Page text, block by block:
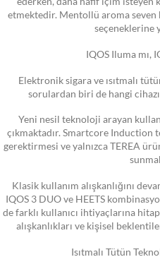
etmektedir. Mentollü aroma seven
seçeneklerine
IQOS Iluma mı,
Elektronik sigara ve ısıtmalı
sorulardan biri de hangi
Yeni nesil teknoloji arayan
çıkmaktadır. Smartcore Induction
gerektirmesi ve yalnızca TEREA
Klasik kullanım alışkanlığını
IQOS 3 DUO ve HEETS
de farklı kullanıcı ihtiyaçlarına
alışkanlıkları ve kişisel
Isıtmalı Tütün